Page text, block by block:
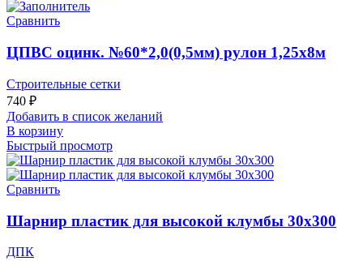
Сравнить
ЦПВС оцинк. №60*2,0(0,5мм) рулон 1,25х8м
Строительные сетки
740 ₽
Добавить в список желаний
В корзину
Быстрый просмотр
Сравнить
Шарнир пластик для высокой клумбы 30х300
ДПК